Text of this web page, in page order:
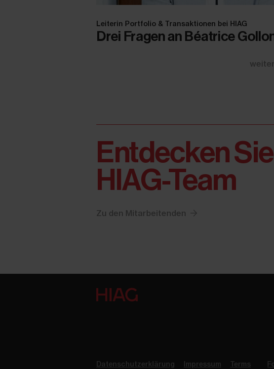
Leiterin Portfolio & Transaktionen bei HIAG
Drei Fragen an Béatrice
Entdecken
HIAG-Team
Zu den Mitarbeitenden
Datenschutzerklärung Impressum Terms